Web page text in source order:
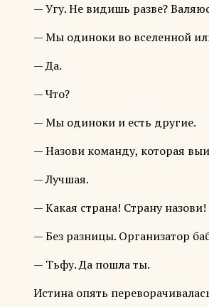
— Угу. Не видишь разве?
— Мы одиноки во вселенной
— Да.
— Что?
— Мы одиноки и есть другие.
— Назови команду, которая
— Лучшая.
— Какая страна! Страну
— Без разницы. Организатор
— Тьфу. Да пошла ты.
Истина опять